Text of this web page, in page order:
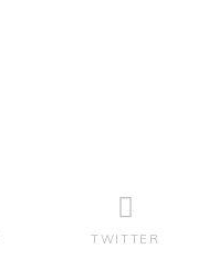
TWITTER